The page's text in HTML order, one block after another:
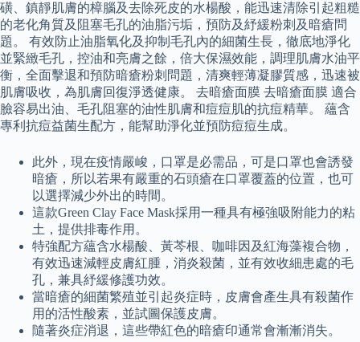
磺、鎮靜肌膚的樟腦及去除死皮的水楊酸，能迅速清除引起粗糙
的老化角質及阻塞毛孔的油脂污垢，預防及紓緩粉刺及暗瘡問
題。 有效防止油脂氧化及抑制毛孔內的細菌生長，徹底地淨化
並緊緻毛孔，控油和亮膚之餘，倍大保濕效能，調理肌膚水油平
衡，全面擊退和預防暗瘡粉刺問題，清爽輕薄凝膠質感，迅速被
肌膚吸收，為肌膚回復淨透健康。 去暗瘡面膜 去暗瘡面膜 適合
臉容易出油、毛孔阻塞的油性肌膚和痘痘肌的抗痘精華。 蘊含
專利抗痘益菌生配方，能幫助淨化並預防痘痘生成。
此外，現在疫情嚴峻，口罩是必需品，可是口罩也會誘發
暗瘡，所以若果有嚴重的石頭瘡在口罩覆蓋的位置，也可
以選擇減少外出的時間。
這款Green Clay Face Mask採用一種具有極強吸附能力的粘
土，提供排毒作用。
特強配方蘊含水楊酸、黃芩根、咖啡因及紅海藻複合物，
有效迅速減輕皮膚紅腫，消炎殺菌，並有效收細患處的毛
孔，兼具紓緩修護功效。
當暗瘡的細菌繁殖並引起炎症時，皮膚會產生具有殺菌作
用的活性酸素，並試圖保護皮膚。
隨著炎症消退，這些帶紅色的暗瘡印通常會漸漸消失。